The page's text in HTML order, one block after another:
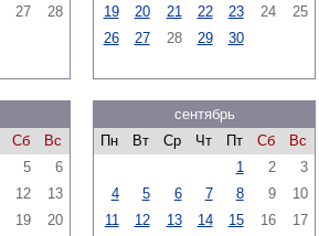
27
28
19
20 21 22 23 24
25
26
27 28 29 30
Сб
Вс
5
6
12
13
19
20
сентябрь
Пн
Вт Ср Чт Пт Сб
Вс
1
2
3
4
5 6 7 8 9
10
11
12 13 14 15 16
17